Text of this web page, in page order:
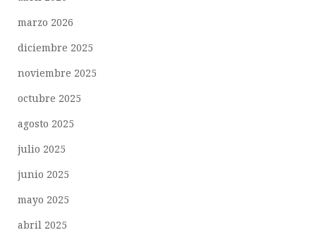
marzo 2026
diciembre 2025
noviembre 2025
octubre 2025
agosto 2025
julio 2025
junio 2025
mayo 2025
abril 2025